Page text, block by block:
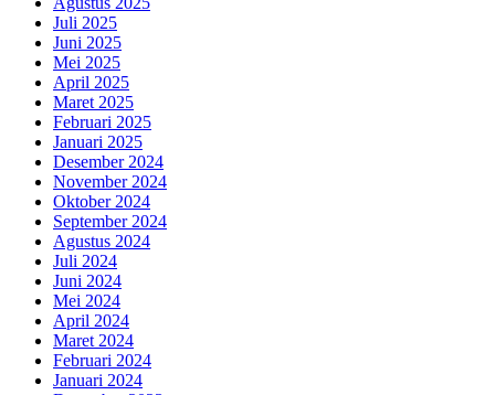
Juli 2025
Juni 2025
Mei 2025
April 2025
Maret 2025
Februari 2025
Januari 2025
Desember 2024
November 2024
Oktober 2024
September 2024
Agustus 2024
Juli 2024
Juni 2024
Mei 2024
April 2024
Maret 2024
Februari 2024
Januari 2024